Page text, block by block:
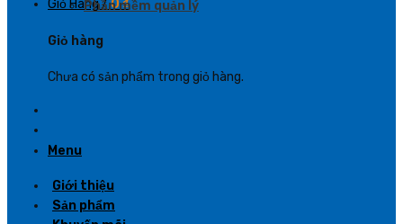
Giỏ Hàng /0₫
Giỏ hàng
Chưa có sản phẩm trong giỏ hàng.
Menu
Phần mềm quản lý
Giới thiệu
Sản phẩm